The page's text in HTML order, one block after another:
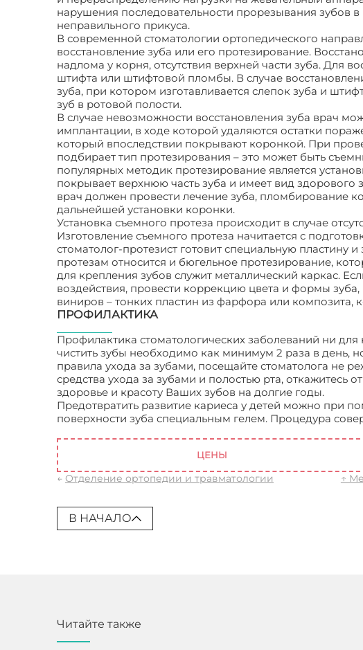
нарушения последовательности прорезывания зубов
неправильного прикуса.
В современной стоматологии ортопедического
восстановление зуба или его протезирование.
надлома у корня, отсутствия верхней части зуба. Для
штифта или штифтовой пломбы. В случае
зуба, при котором изготавливается слепок зуба и
зуб в ротовой полости.
В случае невозможности восстановления зуба врач
имплантации, в ходе которой удаляются остатки
который впоследствии покрывают коронкой. При
подбирает тип протезирования – это может быть
популярных методик протезирование является
покрывает верхнюю часть зуба и имеет вид
врач должен провести лечение зуба, пломбирование
дальнейшей установки коронки.
Установка съемного протеза происходит в случае
Изготовление съемного протеза начитается с
стоматолог-протезист готовит специальную пластину
протезам относится и бюгельное протезирование,
для крепления зубов служит металлический каркас.
воздействия, провести коррекцию цвета и формы
виниров – тонких пластин из фарфора или композита,
ПРОФИЛАКТИКА
Профилактика стоматологических заболеваний ни
чистить зубы необходимо как минимум 2 раза в день,
правила ухода за зубами, посещайте стоматолога не
средства ухода за зубами и полостью рта, откажитесь
здоровье и красоту Ваших зубов на долгие годы.
Предотвратить развитие кариеса у детей можно при
поверхности зуба специальным гелем. Процедура
ЦЕНЫ
← Отделение ортопедии и травматологии ↑
В НАЧАЛО
Читайте также